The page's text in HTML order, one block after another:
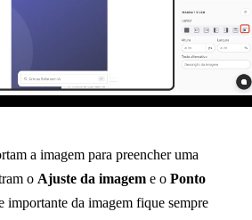
a imagem para preencher uma
oAjuste da imagem e oPonto
importante da imagem fique sempre